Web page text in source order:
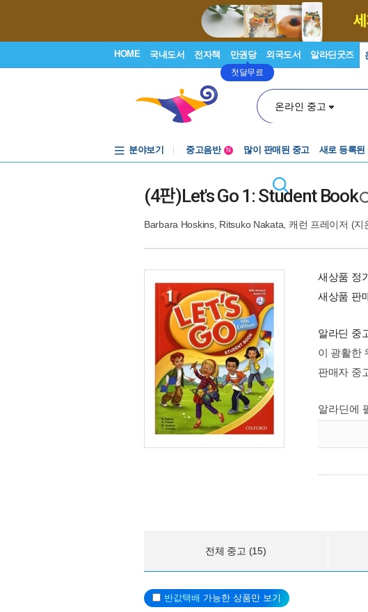
HOME 국내도서 전자책 만권당
첫달무료
외국도서 알라딘굿즈
온라인 중고
분야보기
중고음반
N 많이 판매된 중고 새로 등록된
(4판)Let's Go 1: Student Book
Barbara Hoskins, Ritsuko Nakata 캐런 프레이저 (지
새상품 정
새상품 판
알라딘 중
이 광활한
판매자 중
알라딘에
전체 중고 (15)
반값택배 가능한 상품만 보기